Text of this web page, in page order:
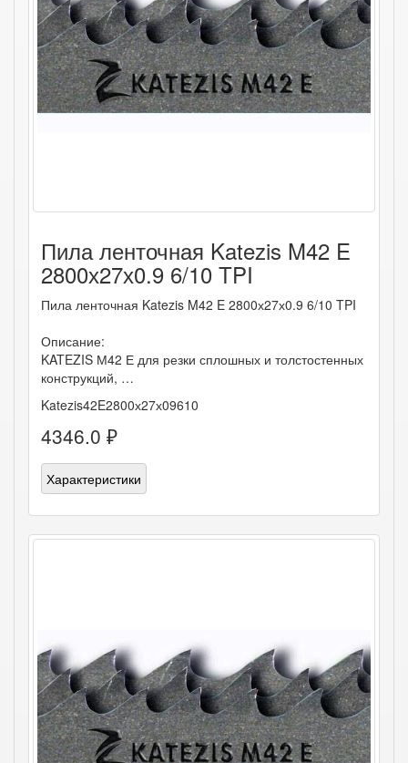
Пила ленточная Katezis M42 E
2800х27х0.9 6/10 TPI
Пила ленточная Katezis M42 E 2800х27х0.9 6/10 TPI
Описание:
KATEZIS М42 Е для резки сплошных и толстостенных
конструкций, …
Katezis42E2800х27х09610
4346.0 ₽
Характеристики